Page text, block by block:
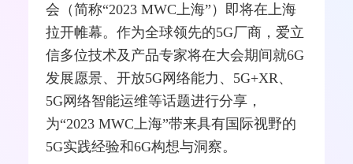
会（简称“2023 MWC上海”）即将在上海
拉开帷幕。作为全球领先的5G厂商， 爱立
信多位技术及产品专家将在大会期间就6G
发展愿景、开放5G网络能力、5G+XR、
5G网络智能运维等话题进行分享，
为“2023 MWC上海”带来具有国际视野的
5G实践经验和6G构想与洞察。